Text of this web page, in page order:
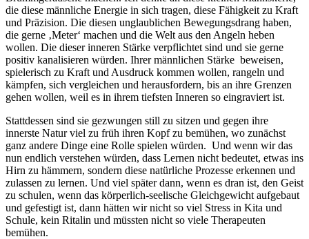
die diese männliche Energie in sich tragen, diese Fähigkeit zu Kraft
und Präzision. Die diesen unglaublichen Bewegungsdrang haben,
die gerne ‚Meter‘ machen und die Welt aus den Angeln heben
wollen. Die dieser inneren Stärke verpflichtet sind und sie gerne
positiv kanalisieren würden. Ihrer männlichen Stärke beweisen,
spielerisch zu Kraft und Ausdruck kommen wollen, rangeln und
kämpfen, sich vergleichen und herausfordern, bis an ihre Grenzen
gehen wollen, weil es in ihrem tiefsten Inneren so eingraviert ist.
Stattdessen sind sie gezwungen still zu sitzen und gegen ihre
innerste Natur viel zu früh ihren Kopf zu bemühen, wo zunächst
ganz andere Dinge eine Rolle spielen würden. Und wenn wir das
nun endlich verstehen würden, dass Lernen nicht bedeutet, etwas ins
Hirn zu hämmern, sondern diese natürliche Prozesse erkennen und
zulassen zu lernen. Und viel später dann, wenn es dran ist, den Geist
zu schulen, wenn das körperlich-seelische Gleichgewicht aufgebaut
und gefestigt ist, dann hätten wir nicht so viel Stress in Kita und
Schule, kein Ritalin und müssten nicht so viele Therapeuten
bemühen.